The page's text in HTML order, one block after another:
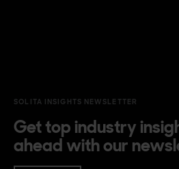
SOLITA INSIGHTS NEWSLETTER
Get top industry
ahead with our